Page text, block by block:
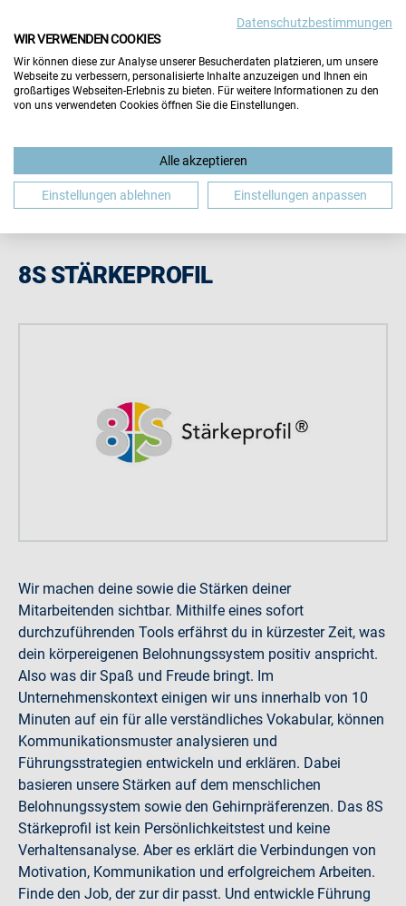
Die Inhalte dieser Seite werden vom
Aussteller selbst gepflegt. Für die Richtigkeit aller
Angaben übernimmt der Veranstalter keine Gewähr.
Hinweis schließen
8S STÄRKEPROFIL
Wir machen deine sowie die Stärken deiner
Mitarbeitenden sichtbar. Mithilfe eines sofort
durchzuführenden Tools erfährst du in kürzester Zeit, was
dein körpereigenen Belohnungssystem positiv anspricht.
Also was dir Spaß und Freude bringt. Im
Unternehmenskontext einigen wir uns innerhalb von 10
Minuten auf ein für alle verständliches Vokabular, können
Kommunikationsmuster analysieren und
Führungsstrategien entwickeln und erklären. Dabei
basieren unsere Stärken auf dem menschlichen
Belohnungssystem sowie den Gehirnpräferenzen. Das 8S
Stärkeprofil ist kein Persönlichkeitstest und keine
Verhaltensanalyse. Aber es erklärt die Verbindungen von
Motivation, Kommunikation und erfolgreichem Arbeiten.
Finde den Job, der zur dir passt. Und entwickle Führung
Datenschutzbestimmungen
WIR VERWENDEN COOKIES
Wir können diese zur Analyse unserer Besucherdaten platzieren, um unsere
Webseite zu verbessern, personalisierte Inhalte anzuzeigen und Ihnen ein
großartiges Webseiten-Erlebnis zu bieten. Für weitere Informationen zu den
von uns verwendeten Cookies öffnen Sie die Einstellungen.
Alle akzeptieren
Einstellungen ablehnen Einstellungen anpassen